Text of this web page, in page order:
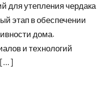
для утепления чердака
этап в обеспечении
дома.
и технологий
[…]